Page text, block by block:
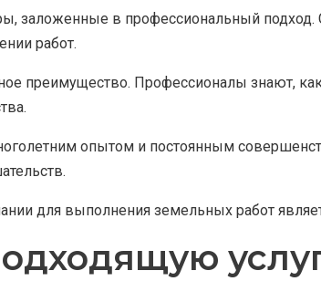
заложенные в профессиональный
работ.
преимущество. Профессионалы знают,
опытом и постоянным
для выполнения земельных работ